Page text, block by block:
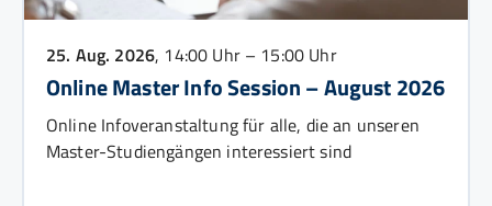
25. Aug. 2026, 14:00 Uhr – 15:00 Uhr
Online Master Info Session – August 2026
Online Infoveranstaltung für alle, die an unseren
Master-Studiengängen interessiert sind